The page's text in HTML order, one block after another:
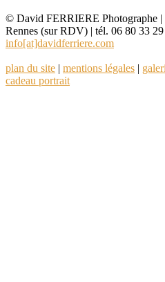
© David FERRIERE Photographe |
Rennes (sur RDV) | tél. 06 80 33
info[at]davidferriere.com
plan du site | mentions légales |
cadeau portrait